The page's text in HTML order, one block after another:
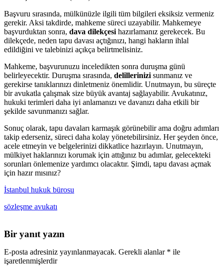
Başvuru sırasında, mülkünüzle ilgili tüm bilgileri eksiksiz vermeniz
gerekir. Aksi takdirde, mahkeme süreci uzayabilir. Mahkemeye
başvurduktan sonra, dava dilekçesi hazırlamanız gerekecek. Bu
dilekçede, neden tapu davası açtığınızı, hangi hakların ihlal
edildiğini ve talebinizi açıkça belirtmelisiniz.
Mahkeme, başvurunuzu inceledikten sonra duruşma günü
belirleyecektir. Duruşma sırasında, delillerinizi sunmanız ve
gerekirse tanıklarınızı dinletmeniz önemlidir. Unutmayın, bu süreçte
bir avukatla çalışmak size büyük avantaj sağlayabilir. Avukatınız,
hukuki terimleri daha iyi anlamanızı ve davanızı daha etkili bir
şekilde savunmanızı sağlar.
Sonuç olarak, tapu davaları karmaşık görünebilir ama doğru adımları
takip ederseniz, süreci daha kolay yönetebilirsiniz. Her şeyden önce,
acele etmeyin ve belgelerinizi dikkatlice hazırlayın. Unutmayın,
mülkiyet haklarınızı korumak için attığınız bu adımlar, gelecekteki
sorunları önlemenize yardımcı olacaktır. Şimdi, tapu davası açmak
için hazır mısınız?
İstanbul hukuk bürosu
sözleşme avukatı
Bir yanıt yazın
E-posta adresiniz yayınlanmayacak. Gerekli alanlar * ile
işaretlenmişlerdir